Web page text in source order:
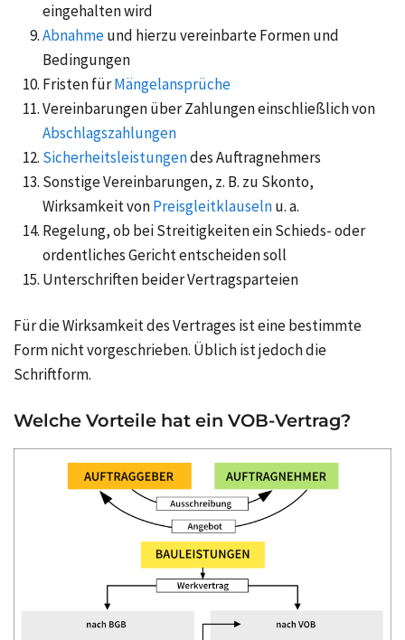
eingehalten wird
Abnahmeund hierzu vereinbarte Formen und
Bedingungen
Fristen fürMängelansprüche
Vereinbarungen über Zahlungen einschließlich von
Abschlagszahlungen
Sicherheitsleistungendes Auftragnehmers
Sonstige Vereinbarungen, z. B. zu Skonto,
Wirksamkeit vonPreisgleitklauselnu. a.
Regelung, ob bei Streitigkeiten ein Schieds- oder
ordentliches Gericht entscheiden soll
Unterschriften beider Vertragsparteien
Für die Wirksamkeit des Vertrages ist eine bestimmte
Form nicht vorgeschrieben. Üblich ist jedoch die
Schriftform.
Welche Vorteile hat ein VOB-Vertrag?